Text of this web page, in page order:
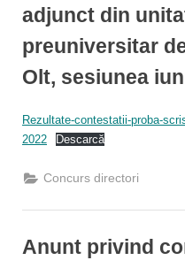
judetul
Olt,
sesiunea
iunie-
2022”
adjunct din
preuniversitar
Olt, sesiunea
Posted
on
13/09/2022
ByInformatizare
Rezultate-contestatii-proba-
2022
Descarcă
Concurs directori
Anunt privind